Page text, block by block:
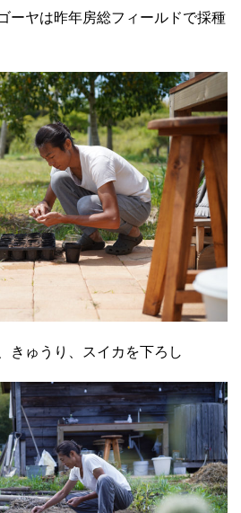
ーヤは昨年房総フィールドで採種
きゅうり、スイカを下ろし